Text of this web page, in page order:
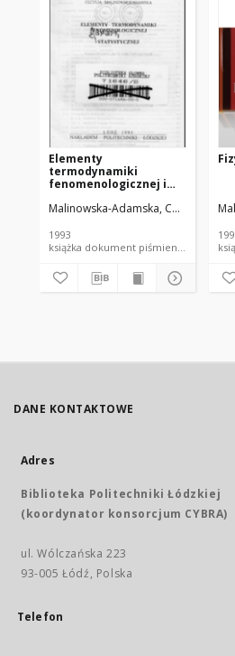
Elementy
termodynamiki
fenomenologicznej i
Malinowska-Adamska, Cecylia.
1993
książka dokument
DANE KONTAKTOWE
Adres
Biblioteka Politechniki Łódzkiej
(koordynator konsorcjum CYBRA)
ul. Wólczańska 223
93-005 Łódź, Polska
Telefon